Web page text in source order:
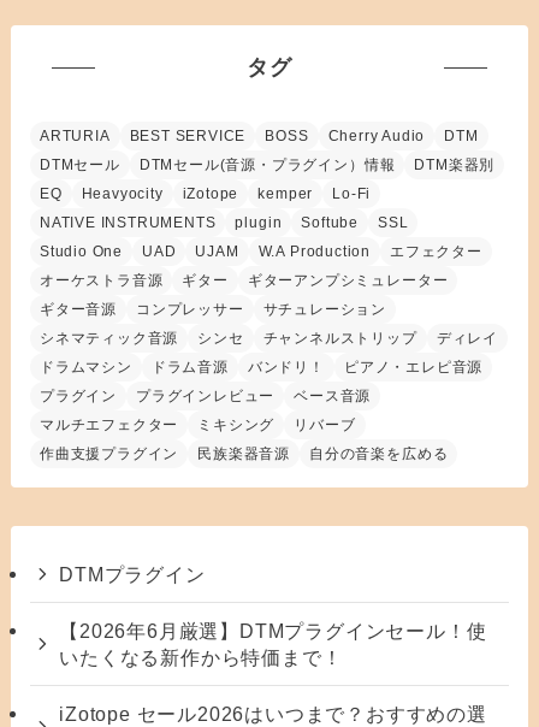
タグ
ARTURIA BEST SERVICE BOSS Cherry Audio
DTM
DTMセール
DTMセール(音源・プラグイン）情報
DTM楽器別
EQ
Heavyocity iZotope kemper
Lo-Fi
NATIVE INSTRUMENTS
plugin Softube
SSL
Studio One
UAD UJAM W.A Production
エフェクター
オーケストラ音源
ギター
ギターアンプシミュレーター
ギター音源
コンプレッサー
サチュレーション
シネマティック音源
シンセ チャンネルストリップ
ディレイ
ドラムマシン
ドラム音源 バンドリ！
ピアノ・エレピ音源
プラグイン
プラグインレビュー
ベース音源
マルチエフェクター
ミキシング
リバーブ
作曲支援プラグイン
民族楽器音源 自分の音楽を広める
DTMプラグイン
【2026年6月厳選】DTMプラグインセール！使
いたくなる新作から特価まで！
iZotope セール2026はいつまで？おすすめの選